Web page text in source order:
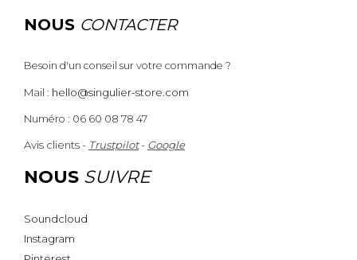
NOUS CONTACTER
Besoin d'un conseil sur votre commande ?
Mail : hello@singulier-store.com
Numéro : 06 60 08 78 47
Avis clients - Trustpilot- Google
NOUS SUIVRE
Soundcloud
Instagram